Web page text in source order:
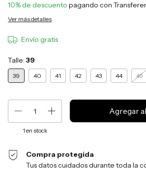
10% de descuento pagando con
Ver más detalles
Envío gratis
Talle: 39
39 40 41 42 43 44 45
1 en stock
Compra protegida
Tus datos cuidados durante toda la